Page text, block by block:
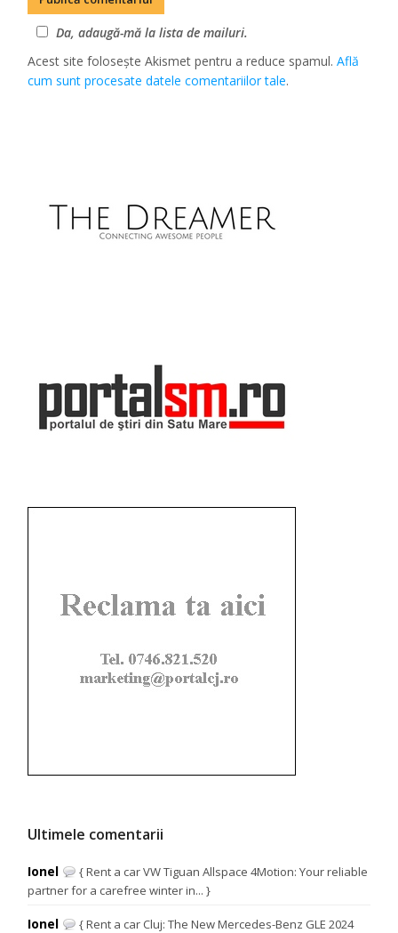
Da, adaugă-mă la lista de mailuri.
Acest site folosește Akismet pentru a reduce spamul.Află
cum sunt procesate datele comentariilor tale.
Ultimele comentarii
Ionel
{ Rent a car VW Tiguan Allspace 4Motion: Your reliable
partner for a carefree winter in... }
Ionel
{ Rent a car Cluj: The New Mercedes-Benz GLE 2024